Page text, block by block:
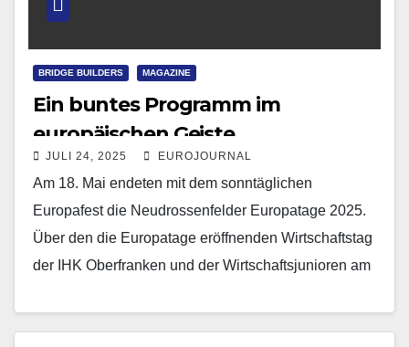
BRIDGE BUILDERS MAGAZINE
Ein buntes Programm im
europäischen Geiste
JULI 24, 2025 EUROJOURNAL
Am 18. Mai endeten mit dem sonntäglichen
Europafest die Neudrossenfelder Europatage 2025.
Über den die Europatage eröffnenden Wirtschaftstag
der IHK Oberfranken und der Wirtschaftsjunioren am